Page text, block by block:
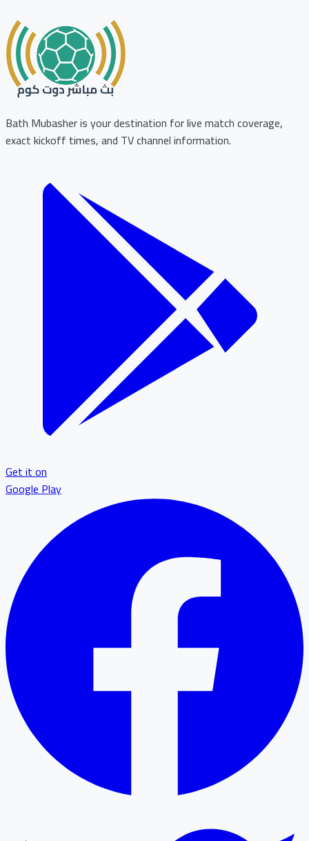
Bath Mubasher is your destination for live match coverage,
exact kickoff times, and TV channel information.
Get it on
Google Play